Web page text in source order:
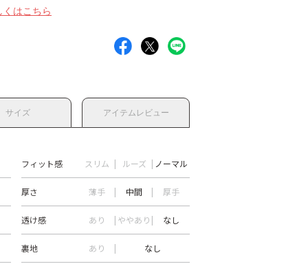
くはこちら
サイズ アイテムレビュー
フィット感 スリム ルーズ ノーマル
厚さ 薄手 中間 厚手
透け感 あり ややあり なし
裏地 あり なし